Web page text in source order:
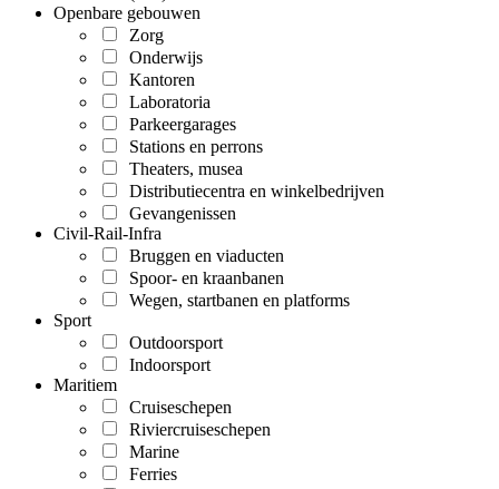
Openbare gebouwen
Zorg
Onderwijs
Kantoren
Laboratoria
Parkeergarages
Stations en perrons
Theaters, musea
Distributiecentra en winkelbedrijven
Gevangenissen
Civil-Rail-Infra
Bruggen en viaducten
Spoor- en kraanbanen
Wegen, startbanen en platforms
Sport
Outdoorsport
Indoorsport
Maritiem
Cruiseschepen
Riviercruiseschepen
Marine
Ferries